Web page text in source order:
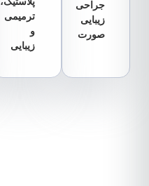
جراحی
زیبایی
صورت
ترمیمی
و
زیبایی